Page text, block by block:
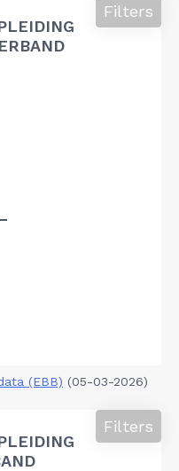
Filters
(EBB) (05-03-2026)
Filters